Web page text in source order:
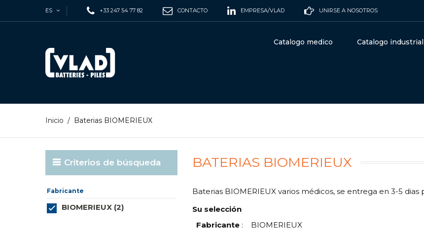
ES +33 247 54 77 82 CONTACTO EMPRESA/VLAD UNIRSE A NOSOTROS
Catalogo medico Catalogo industrial
Inicio / Baterias BIOMERIEUX
Criterios de búsqueda
Fabricante
BIOMERIEUX (2)
BATERIAS BIOMERIEUX
Baterias BIOMERIEUX varios médicos, se entrega en 3-5
Su selección
Fabricante: BIOMERIEUX